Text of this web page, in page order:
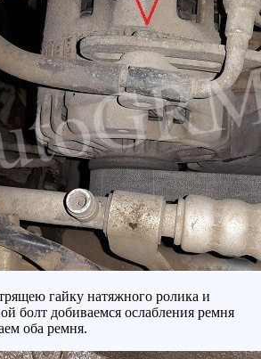
гайку натяжного ролика и
болт добиваемся ослабления ремня
оба ремня.